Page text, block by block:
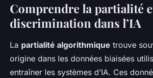
Comprendre la partialité
discrimination dans l’IA
La partialité algorithmique trouve
origine dans les données biaisées
entraîner les systèmes d’IA. Ces